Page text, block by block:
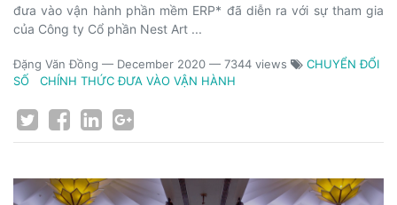
đưa vào vận hành phần mềm ERP* đã diễn ra với sự tham gia
của Công ty Cổ phần Nest Art ...
Đặng Văn Đồng — December 2020 — 7344 views
CHUYỂN ĐỔI
SỐ
CHÍNH THỨC ĐƯA VÀO VẬN HÀNH